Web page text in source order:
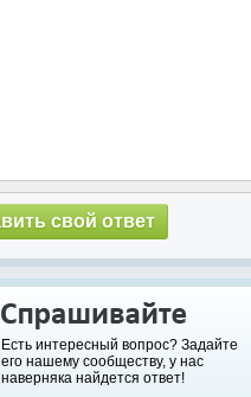
Есть интересный вопрос? Задайте
его нашему сообществу, у нас
наверняка найдется ответ!